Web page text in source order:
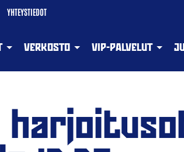
YHTEYSTIEDOT
VERKOSTO VIP-PALVELUT